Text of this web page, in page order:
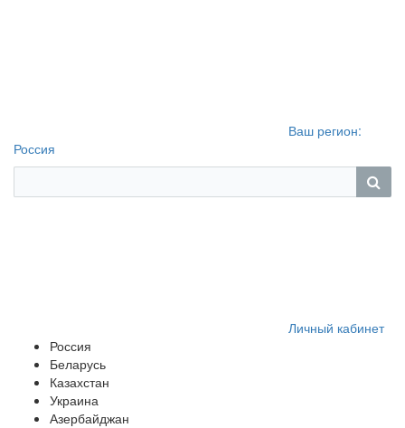
Ваш регион:
Россия
Личный кабинет
Россия
Беларусь
Казахстан
Украина
Азербайджан